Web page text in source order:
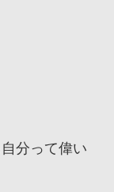
分って偉い